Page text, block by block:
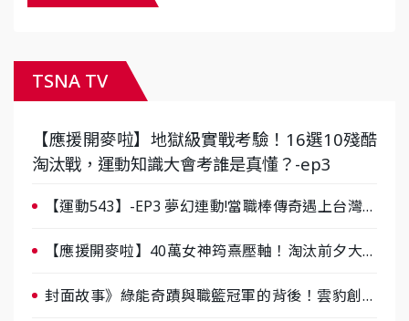
TSNA TV
【應援開麥啦】地獄級實戰考驗！16選10殘酷
淘汰戰，運動知識大會考誰是真懂？-ep3
【運動543】-EP3 夢幻連動!當職棒傳奇遇上台灣女
【應援開麥啦】40萬女神筠熹壓軸！淘汰前夕大混
封面故事》綠能奇蹟與職籃冠軍的背後！雲豹創辦